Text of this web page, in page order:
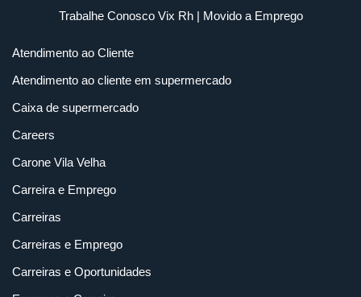
Trabalhe Conosco Vix Rh| Movido a Emprego
Atendimento ao Cliente
Atendimento ao cliente em supermercado
Caixa de supermercado
Careers
Carone Vila Velha
Carreira e Emprego
Carreiras
Carreiras e Emprego
Carreiras e Oportunidades